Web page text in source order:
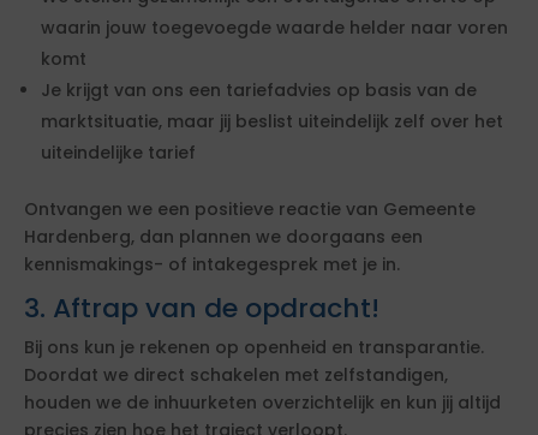
waarin jouw toegevoegde waarde helder naar voren
komt
Je krijgt van ons een tariefadvies op basis van de
marktsituatie, maar jij beslist uiteindelijk zelf over het
uiteindelijke tarief
Ontvangen we een positieve reactie van Gemeente
Hardenberg, dan plannen we doorgaans een
kennismakings- of intakegesprek met je in.
3. Aftrap van de opdracht!
Bij ons kun je rekenen op openheid en transparantie.
Doordat we direct schakelen met zelfstandigen,
houden we de inhuurketen overzichtelijk en kun jij altijd
precies zien hoe het traject verloopt.